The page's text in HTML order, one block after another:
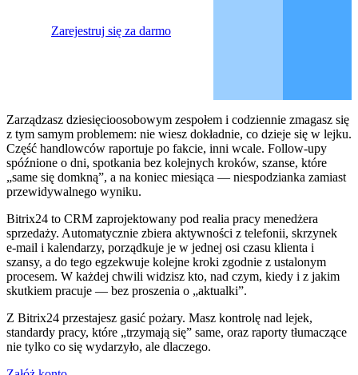
Zarejestruj się za darmo
Zarządzasz dziesięcioosobowym zespołem i codziennie zmagasz się
z tym samym problemem: nie wiesz dokładnie, co dzieje się w lejku.
Część handlowców raportuje po fakcie, inni wcale. Follow‑upy
spóźnione o dni, spotkania bez kolejnych kroków, szanse, które
„same się domkną”, a na koniec miesiąca — niespodzianka zamiast
przewidywalnego wyniku.
Bitrix24 to CRM zaprojektowany pod realia pracy menedżera
sprzedaży. Automatycznie zbiera aktywności z telefonii, skrzynek
e‑mail i kalendarzy, porządkuje je w jednej osi czasu klienta i
szansy, a do tego egzekwuje kolejne kroki zgodnie z ustalonym
procesem. W każdej chwili widzisz kto, nad czym, kiedy i z jakim
skutkiem pracuje — bez proszenia o „aktualki”.
Z Bitrix24 przestajesz gasić pożary. Masz kontrolę nad lejek,
standardy pracy, które „trzymają się” same, oraz raporty tłumaczące
nie tylko co się wydarzyło, ale dlaczego.